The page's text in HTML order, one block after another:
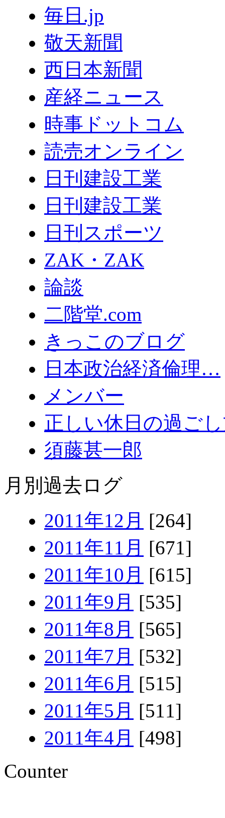
毎日.jp
敬天新聞
西日本新聞
産経ニュース
時事ドットコム
読売オンライン
日刊建設工業
日刊建設工業
日刊スポーツ
ZAK・ZAK
論談
二階堂.com
きっこのブログ
日本政治経済倫理…
メンバー
正しい休日の過ご
須藤甚一郎
月別過去ログ
2011年12月 [264]
2011年11月 [671]
2011年10月 [615]
2011年9月 [535]
2011年8月 [565]
2011年7月 [532]
2011年6月 [515]
2011年5月 [511]
2011年4月 [498]
Counter